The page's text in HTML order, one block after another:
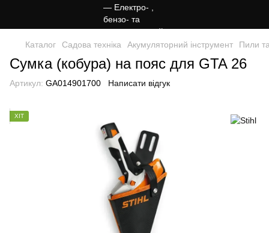
Каталог Садова техніка Акумуляторний інструмент Пили та
Сумка (кобура) на пояс для GTA 26
Артикул: GA014901700 Написати відгук
ХІТ